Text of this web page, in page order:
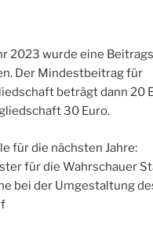
2023 wurde eine
Der Mindestbeitrag für
beträgt dann 20
30 Euro.
für die nächsten Jahre:
für die Wahrschauer
bei der Umgestaltung